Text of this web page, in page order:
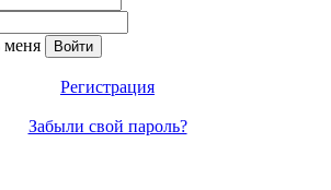
меня
Регистрация
Забыли свой пароль?